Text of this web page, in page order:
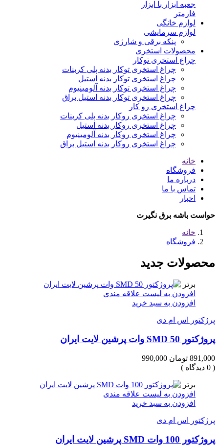
جعبه ابزار با ابزار
فازمتر
لوازم خانگی
لوازم سرمایشی
پنکه برقی و شارژی
محصولات استخری
چراغ استخری توکار
چراغ استخری توکار بدنه پلی کربنات
چراغ استخری توکار بدنه استیل
چراغ استخری توکار بدنه آلومینیوم
چراغ استخری توکار بدنه استیل براق
چراغ استخری رو کار
چراغ استخری روکار بدنه پلی کربنات
چراغ استخری روکار بدنه استیل
چراغ استخری روکار بدنه آلومینیوم
چراغ استخری روکار بدنه استیل براق
خانه
فروشگاه
درباره ما
تماس با ما
اخبار
حواست باشه برق نگیرت
خانه
فروشگاه
محصولات جدید
برتر
افزودن به لیست علاقه مندی
افزودن به سبد خرید
پرژکتور اس ام دی
پروژکتور SMD 50 وات پرشین لایت ایران
891,000 تومان
990,000
( 0 دیدگاه )
برتر
افزودن به لیست علاقه مندی
افزودن به سبد خرید
پرژکتور اس ام دی
پروژکتور 100 وات SMD پرشین لایت ایران